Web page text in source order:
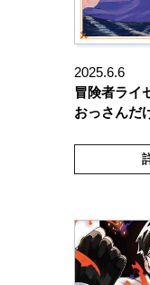
2025.6.6
冒険者ライ
おっさんだ